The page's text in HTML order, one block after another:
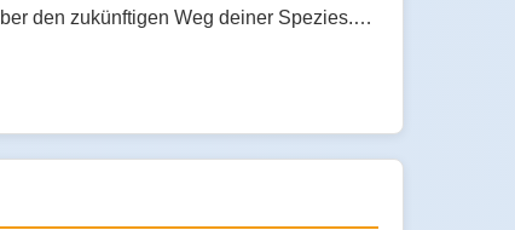
den zukünftigen Weg deiner Spezies.…